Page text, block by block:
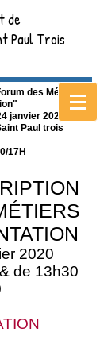
de
Paul Trois
des Métiers
janvier 2026
Paul trois
17H
2020
de 13h30